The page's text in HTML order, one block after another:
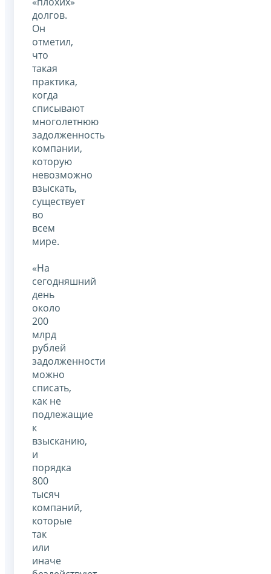
долгов.
Он
отметил,
что
такая
практика,
когда
списывают
многолетнюю
задолженность
компании,
которую
невозможно
взыскать,
существует
во
всем
мире.
«На
сегодняшний
день
около
200
млрд
рублей
задолженности
можно
списать,
как не
подлежащие
к
взысканию,
и
порядка
800
тысяч
компаний,
которые
так
или
иначе